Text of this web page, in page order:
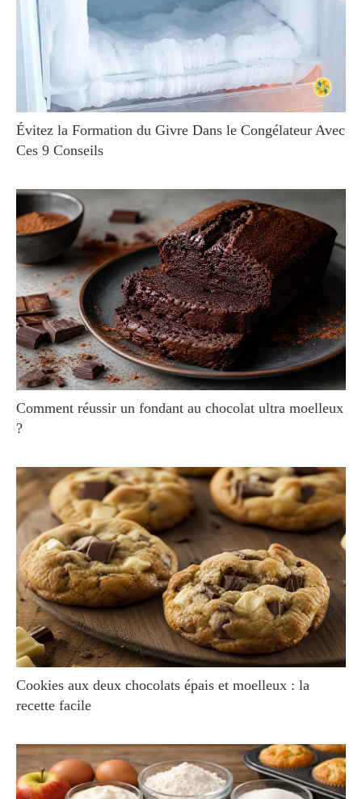
Évitez la Formation du Givre Dans le Congélateur Avec
Ces 9 Conseils
Comment réussir un fondant au chocolat ultra moelleux
?
Cookies aux deux chocolats épais et moelleux : la
recette facile